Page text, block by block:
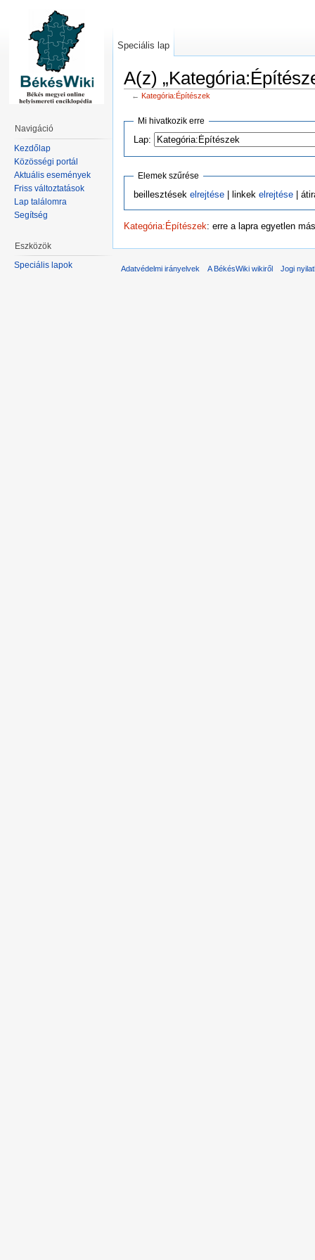
A(z)
← Kategória:Építészek
Mi hivatkozik erre
Lap:
Elemek szűrése
beillesztések elrejtése| linkek elrejtése|
Kategória:Építészek: erre a lapra egyetlen
Speciális lap
Navigáció
Kezdőlap
Közösségi portál
Aktuális események
Friss változtatások
Lap találomra
Segítség
Eszközök
Speciális lapok
Adatvédelmi irányelvek A BékésWiki wikiről Jogi